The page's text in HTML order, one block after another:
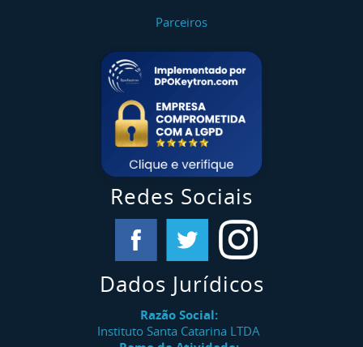
Parceiros
Redes Sociais
Dados Jurídicos
Razão Social:
Instituto Santa Catarina LTDA